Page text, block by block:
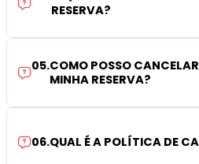
RESERVA?
05.COMO POSSO
MINHA RESERVA?
06.QUAL É A POLÍTICA DE